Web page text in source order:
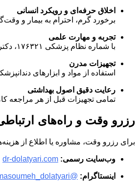
اخلاق حرفه‌ای و رویکرد انسانی
برخورد گرم، احترام به بیمار و
تجربه و مهارت علمی
با شماره نظام پزشکی ۱۷۶۳۲۱، دکتر دولت‌یاری از پزشکان خوش‌نام و با تجربه کرمانشاه محسوب می‌شوند که همواره در حال به‌روز نگه‌داشتن دانش خود هستند.
تجهیزات مدرن
استفاده از مواد و ابزارهای
رعایت دقیق اصول بهداشتی
تمامی تجهیزات قبل از هر مراجعه
رزرو وقت و راه‌های
برای رزرو وقت، مشاوره یا اطلاع از
وب‌سایت رسمی: dr-dolatyari.com
اینستاگرام: @dr.masoumeh_dolatyari